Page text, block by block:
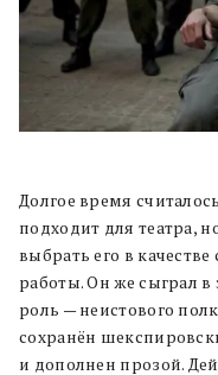
Долгое время
подходит для театра,
выбрать его в
работы. Он же сыграл
роль — неистового
сохранён
и дополнен прозой.